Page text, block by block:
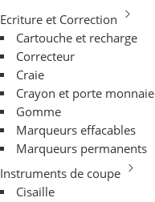
Ecriture et Correction
Cartouche et recharge
Correcteur
Craie
Crayon et porte monnaie
Gomme
Marqueurs effacables
Marqueurs permanents
Instruments de coupe
Cisaille